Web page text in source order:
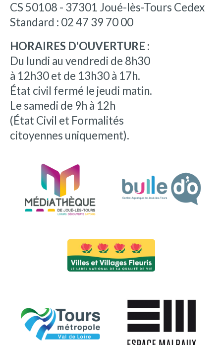
CS 50108 - 37301 Joué-lès-Tours Cedex
Standard : 02 47 39 70 00
HORAIRES D'OUVERTURE :
Du lundi au vendredi de 8h30
à 12h30 et de 13h30 à 17h.
État civil fermé le jeudi matin.
Le samedi de 9h à 12h
(État Civil et Formalités
citoyennes uniquement).